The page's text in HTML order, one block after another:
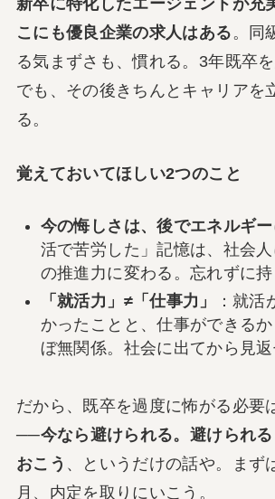
こにも優良企業の求人はある 。同
る気まずさも、慣れる。3年既卒
でも、その後きちんとキャリアを
る。
覚えておいてほしい2つのこと
今の悔しさは、後でエネルギ
活で苦労した」記憶は、社会
の推進力に変わる。忘れずに持
「就活力」≠「仕事力」
：就活
かったことと、仕事ができる
ぼ無関係。社会に出てから見
だから、既卒を過度に怖がる必要
──今なら避けられる。避けられ
おこう 、というだけの話や。まず
月、内定を取りにいこう。